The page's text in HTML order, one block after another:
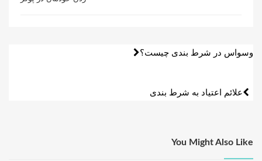
راهبری
وسواس در شرط‌ بندی چیست؟
علائم اعتیاد به شرط بندی
You Might Also Like